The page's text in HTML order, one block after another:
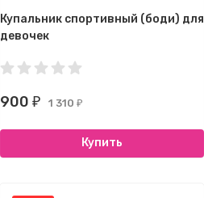
Купальник спортивный (боди) для
девочек
900 ₽ 1 310 ₽
Купить